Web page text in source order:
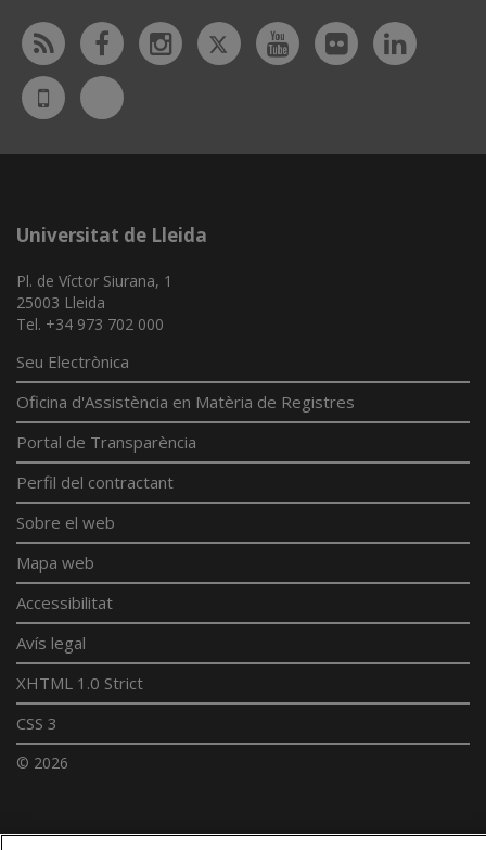
Rss FacebookInstagram
TwitterYoutubeFlickr
UdL
App
Bluesky
Universitat de Lleida
Pl. de Víctor Siurana, 1
25003 Lleida
Tel. +34 973 702 000
Seu Electrònica
Oficina d'Assistència en Matèria de Registres
Portal de Transparència
Perfil del contractant
Sobre el web
Mapa web
Accessibilitat
Avís legal
XHTML 1.0 Strict
CSS 3
© 2026